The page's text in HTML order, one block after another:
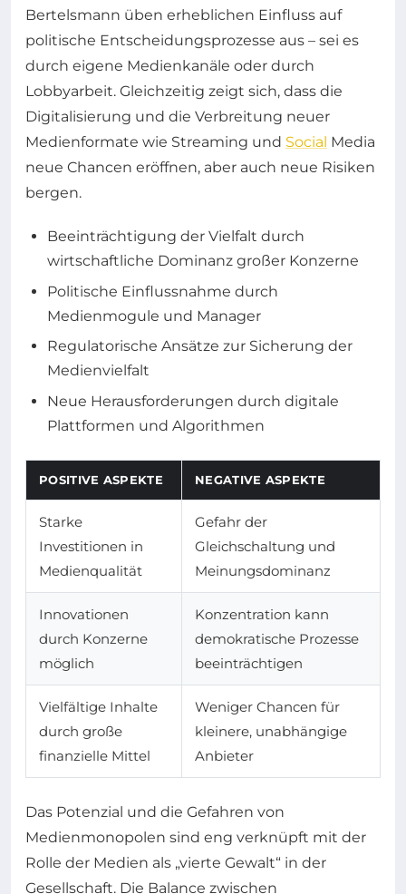
Bertelsmann üben erheblichen Einfluss auf
politische Entscheidungsprozesse aus – sei es
durch eigene Medienkanäle oder durch
Lobbyarbeit. Gleichzeitig zeigt sich, dass die
Digitalisierung und die Verbreitung neuer
Medienformate wie Streaming und Social Media
neue Chancen eröffnen, aber auch neue Risiken
bergen.
Beeinträchtigung der Vielfalt durch
wirtschaftliche Dominanz großer Konzerne
Politische Einflussnahme durch
Medienmogule und Manager
Regulatorische Ansätze zur Sicherung der
Medienvielfalt
Neue Herausforderungen durch digitale
Plattformen und Algorithmen
POSITIVE ASPEKTE NEGATIVE ASPEKTE
Starke
Investitionen in
Medienqualität
Gefahr der
Gleichschaltung und
Meinungsdominanz
Innovationen
durch Konzerne
möglich
Konzentration kann
demokratische Prozesse
beeinträchtigen
Vielfältige Inhalte
durch große
finanzielle Mittel
Weniger Chancen für
kleinere, unabhängige
Anbieter
Das Potenzial und die Gefahren von
Medienmonopolen sind eng verknüpft mit der
Rolle der Medien als „vierte Gewalt“ in der
Gesellschaft. Die Balance zwischen